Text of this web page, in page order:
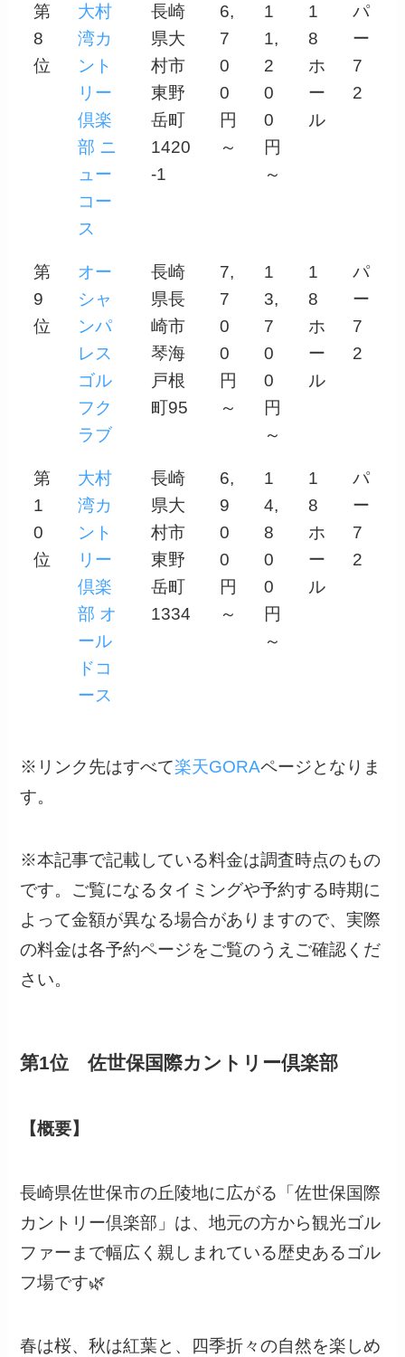
第
8
位
大村
湾カ
ント
リー
倶楽
部 ニ
ュー
コー
ス
長崎
県大
村市
東野
岳町
1420
-1
6,
7
0
0
円
～
1
1,
2
0
0
円
～
1
8
ホ
ー
ル
パ
ー
7
2
第
9
位
オー
シャ
ンパ
レス
ゴル
フク
ラブ
長崎
県長
崎市
琴海
戸根
町95
7,
7
0
0
円
～
1
3,
7
0
0
円
～
1
8
ホ
ー
ル
パ
ー
7
2
第
1
0
位
大村
湾カ
ント
リー
倶楽
部 オ
ール
ドコ
ース
長崎
県大
村市
東野
岳町
1334
6,
9
0
0
円
～
1
4,
8
0
0
円
～
1
8
ホ
ー
ル
パ
ー
7
2
※リンク先はすべて楽天GORAページとなりま
す。
※本記事で記載している料金は調査時点のもの
です。ご覧になるタイミングや予約する時期に
よって金額が異なる場合がありますので、実際
の料金は各予約ページをご覧のうえご確認くだ
さい。
第1位 佐世保国際カントリー倶楽部
【概要】
長崎県佐世保市の丘陵地に広がる「佐世保国際
カントリー倶楽部」は、地元の方から観光ゴル
ファーまで幅広く親しまれている歴史あるゴル
フ場です🌿
春は桜、秋は紅葉と、四季折々の自然を楽しめ